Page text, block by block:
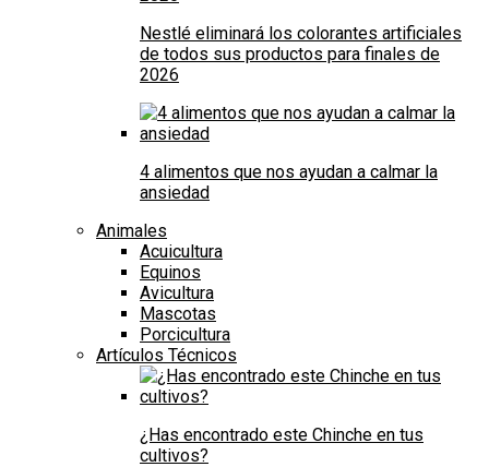
Nestlé eliminará los colorantes artificiales
de todos sus productos para finales de
2026
4 alimentos que nos ayudan a calmar la
ansiedad
Animales
Acuicultura
Equinos
Avicultura
Mascotas
Porcicultura
Artículos Técnicos
¿Has encontrado este Chinche en tus
cultivos?